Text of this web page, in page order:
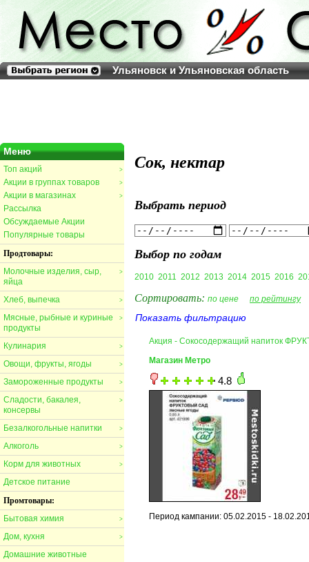
Ульяновск и Ульяновская область
Меню
>
Топ акций
>
Акции в группах товаров
>
Акции в магазинах
Рассылка
Обсуждаемые Акции
Популярные товары
Продтовары:
>
Молочные изделия, сыр,
яйца
>
Хлеб, выпечка
>
Мясные, рыбные и куриные
продукты
>
Кулинария
>
Овощи, фрукты, ягоды
>
Замороженные продукты
>
Сладости, бакалея,
консервы
>
Безалкогольные напитки
>
Алкоголь
>
Корм для животных
Детское питание
Промтовары:
>
Бытовая химия
>
Дом, кухня
Домашние животные
Сок, нектар
Выбрать период
Выбор по годам
2010 2011 2012 2013 2014 2015 2016
Сортировать: по цене по рейтингу
Показать фильтрацию
Акция - Сокосодержащий напиток
Магазин Метро
4.8
Период кампании: 05.02.2015 -